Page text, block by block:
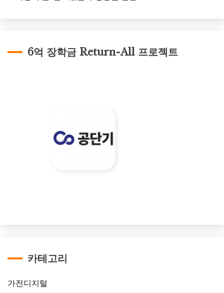
6억 장학금 Return-All 프로젝트
카테고리
가전디지털